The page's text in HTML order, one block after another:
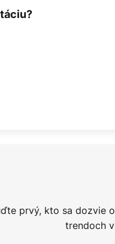
prvý, kto sa dozvie
trendoch